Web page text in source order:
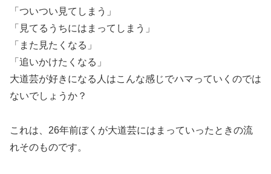
「ついつい見てしまう」
「見てるうちにはまってしまう」
「また見たくなる」
「追いかけたくなる」
大道芸が好きになる人はこんな感じでハマっていくのでは
ないでしょうか？
これは、26年前ぼくが大道芸にはまっていったときの流
れそのものです。